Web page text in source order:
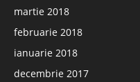
martie 2018
februarie 2018
ianuarie 2018
decembrie 2017